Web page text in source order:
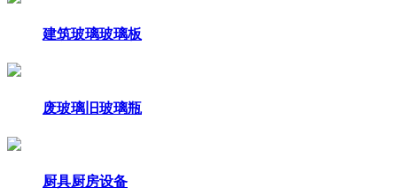
建筑玻璃玻璃板
废玻璃旧玻璃瓶
厨具厨房设备